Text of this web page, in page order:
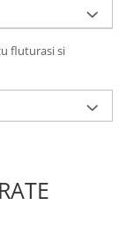
fluturasi si